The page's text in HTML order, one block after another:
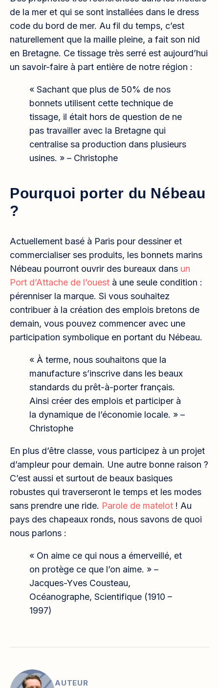
de la mer et qui se sont installées dans le dress
code du bord de mer. Au fil du temps, c’est
naturellement que la maille pleine, a fait son nid
en Bretagne. Ce tissage très serré est aujourd’hui
un savoir-faire à part entière de notre région :
« Sachant que plus de 50% de nos
bonnets utilisent cette technique de
tissage, il était hors de question de ne
pas travailler avec la Bretagne qui
centralise sa production dans plusieurs
usines. » – Christophe
Pourquoi porter du Nébeau
?
Actuellement basé à Paris pour dessiner et
commercialiser ses produits, les bonnets marins
Nébeau pourront ouvrir des bureaux dans un
Port d’Attache de l’ouest à une seule condition :
pérenniser la marque. Si vous souhaitez
contribuer à la création des emplois bretons de
demain, vous pouvez commencer avec une
participation symbolique en portant du Nébeau.
« À terme, nous souhaitons que la
manufacture s’inscrive dans les beaux
standards du prêt-à-porter français.
Ainsi créer des emplois et participer à
la dynamique de l’économie locale. » –
Christophe
En plus d’être classe, vous participez à un projet
d’ampleur pour demain. Une autre bonne raison ?
C’est aussi et surtout de beaux basiques
robustes qui traverseront le temps et les modes
sans prendre une ride. Parole de matelot ! Au
pays des chapeaux ronds, nous savons de quoi
nous parlons :
« On aime ce qui nous a émerveillé, et
on protège ce que l’on aime. » –
Jacques-Yves Cousteau,
Océanographe, Scientifique (1910 –
1997)
AUTEUR